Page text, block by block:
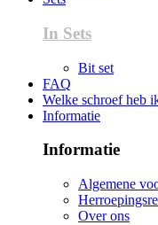
In Sets
Bit set
FAQ
Welke schroef heb
Informatie
Informatie
Algemene
Over ons